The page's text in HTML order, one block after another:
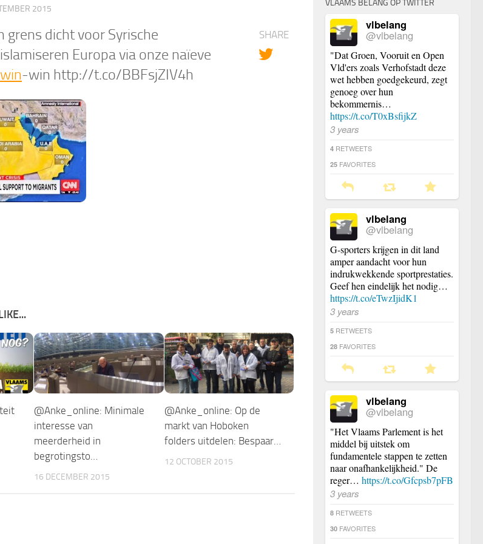
2015
grens dicht voor Syrische
Europa via onze naïeve
-win http://t.co/BBFsjZIV4h
SHARE
@Anke_online: Minimale
interesse van
meerderheid in
begrotingsto…
16 DECEMBER 2015
@Anke_online: Op de
markt van Hoboken
folders uitdelen: Bespaar…
12 OCTOBER 2015
VLAAMS BELANG OP TWITTER
vlbelang
@vlbelang
"Dat Groen, Vooruit en Open
Vld'ers zoals Verhofstadt deze
wet hebben goedgekeurd, zegt
genoeg over hun
bekommernis…
https://t.co/T0xBsfijkZ
3 years
4 RETWEETS
25 FAVORITES
vlbelang
@vlbelang
G-sporters krijgen in dit land
amper aandacht voor hun
indrukwekkende sportprestaties.
Geef hen eindelijk het nodig…
https://t.co/eTwzIjidK1
3 years
5 RETWEETS
28 FAVORITES
vlbelang
@vlbelang
"Het Vlaams Parlement is het
middel bij uitstek om
fundamentele stappen te zetten
naar onafhankelijkheid." De
reger… https://t.co/Gfcpsb7pFB
3 years
8 RETWEETS
30 FAVORITES